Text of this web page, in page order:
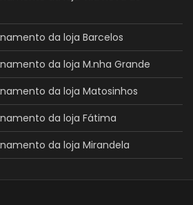
da loja Barcelos
da loja M.nha Grande
da loja Matosinhos
da loja Fátima
da loja Mirandela